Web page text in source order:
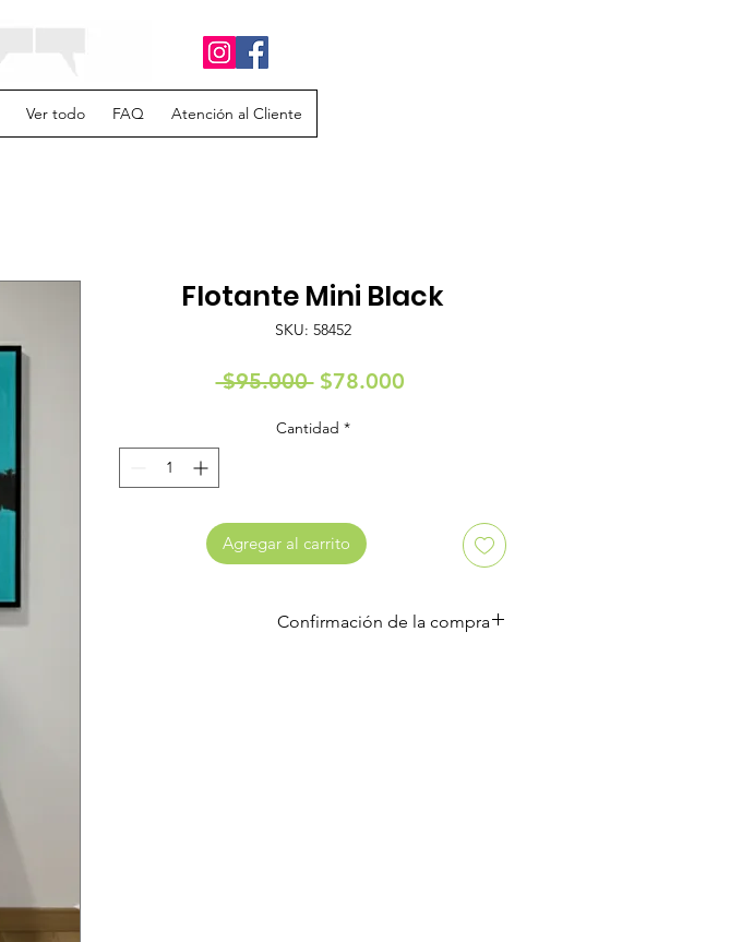
Ver todo FAQ Atención al Cliente
Flotante Mini Black
SKU: 58452
$95.000 Precio
$78.000Precio
Cantidad *
Agregar al carrito
Confirmación de la compra